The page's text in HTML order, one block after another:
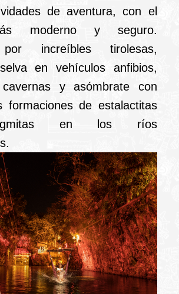
de aventura, con el
moderno y seguro.
increíbles tirolesas,
en vehículos anfibios,
y asómbrate con
formaciones de estalactitas
en los ríos